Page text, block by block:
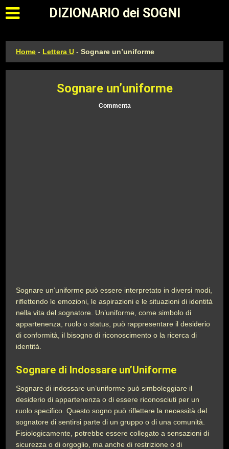
Apri il menu principale
DIZIONARIO dei SOGNI
Home - Lettera U -Sognare un’uniforme
Sognare un’uniforme
Commenta
Sognare un’uniforme può essere interpretato in diversi modi,
riflettendo le emozioni, le aspirazioni e le situazioni di identità
nella vita del sognatore. Un’uniforme, come simbolo di
appartenenza, ruolo o status, può rappresentare il desiderio
di conformità, il bisogno di riconoscimento o la ricerca di
identità.
Sognare di Indossare un’Uniforme
Sognare di indossare un’uniforme può simboleggiare il
desiderio di appartenenza o di essere riconosciuti per un
ruolo specifico. Questo sogno può riflettere la necessità del
sognatore di sentirsi parte di un gruppo o di una comunità.
Fisiologicamente, potrebbe essere collegato a sensazioni di
sicurezza o di orgoglio, ma anche di restrizione o di